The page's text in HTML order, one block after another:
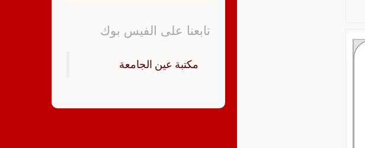
تابعنا على الفيس بوك
‏مكتبة عين الجامعة‏